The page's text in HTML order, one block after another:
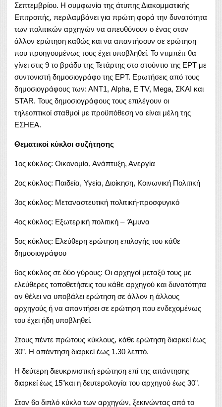
Σεπτεμβρίου. Η συμφωνία της άτυπης Διακομματικής
Επιτροπής, περιλαμβάνει για πρώτη φορά την δυνατότητα
των πολιτικών αρχηγών να απευθύνουν ο ένας στον
άλλον ερώτηση καθώς και να απαντήσουν σε ερώτηση
που προηγουμένως τους έχει υποβληθεί. To ντιμπέιτ θα
γίνει στις 9 το βράδυ της Τετάρτης στο στούντιο της ΕΡΤ με
συντονιστή δημοσιογράφο της ΕΡΤ. Ερωτήσεις από τους
δημοσιογράφους των: ΑΝΤ1, Alpha, E TV, Mega, ΣΚΑΙ και
STAR. Τους δημοσιογράφους τους επιλέγουν οι
τηλεοπτικοί σταθμοί με προϋπόθεση να είναι μέλη της
ΕΣΗΕΑ.
Θεματικοί κύκλοι συζήτησης
1ος κύκλος: Οικονομία, Ανάπτυξη, Ανεργία
2ος κύκλος: Παιδεία, Υγεία, Διοίκηση, Κοινωνική Πολιτική
3ος κύκλος: Μεταναστευτική πολιτική-προσφυγικό
4ος κύκλος: Εξωτερική πολιτική – ‘Άμυνα
5ος κύκλος: Ελεύθερη ερώτηση επιλογής του κάθε
δημοσιογράφου
6ος κύκλος σε δύο γύρους: Οι αρχηγοί μεταξύ τους με
ελεύθερες τοποθετήσεις του κάθε αρχηγού και δυνατότητα
αν θέλει να υποβάλει ερώτηση σε άλλον η άλλους
αρχηγούς ή να απαντήσει σε ερώτηση που ενδεχομένως
του έχει ήδη υποβληθεί.
Στους πέντε πρώτους κύκλους, κάθε ερώτηση διαρκεί έως
30”. Η απάντηση διαρκεί έως 1.30 λεπτό.
Η δεύτερη διευκρινιστική ερώτηση επί της απάντησης
διαρκεί έως 15”και η δευτερολογία του αρχηγού έως 30”.
Στον 6ο διπλό κύκλο των αρχηγών, ξεκινώντας από το